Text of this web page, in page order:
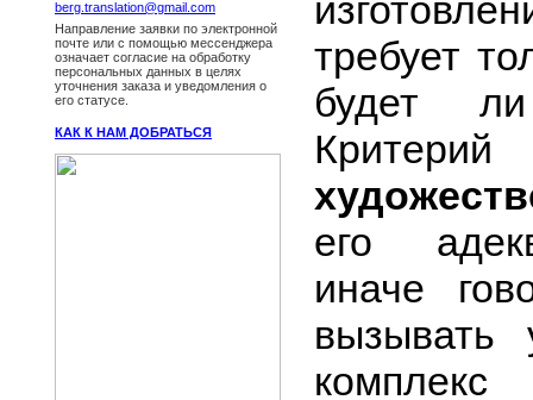
berg.translation@gmail.com
Направление заявки по электронной
почте или с помощью мессенджера
означает согласие на обработку
персональных данных в целях
уточнения заказа и уведомления о
его статусе.
КАК К НАМ ДОБРАТЬСЯ
требует
будет
его
иначе
вызывать